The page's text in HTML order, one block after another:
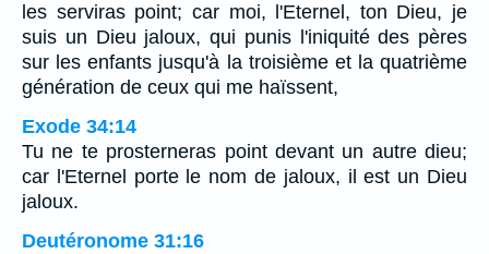
les serviras point; car moi, l'Eternel, ton Dieu, je
suis un Dieu jaloux, qui punis l'iniquité des pères
sur les enfants jusqu'à la troisième et la quatrième
génération de ceux qui me haïssent,
Exode 34:14
Tu ne te prosterneras point devant un autre dieu;
car l'Eternel porte le nom de jaloux, il est un Dieu
jaloux.
Deutéronome 31:16